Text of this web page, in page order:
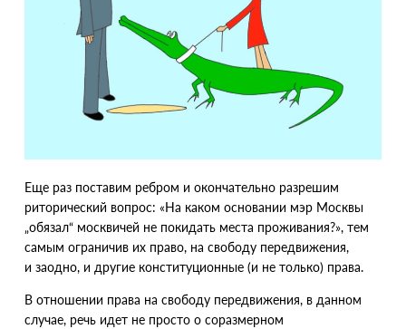
Еще раз поставим ребром и окончательно разрешим
риторический вопрос: «На каком основании мэр Москвы
„обязал“ москвичей не покидать места проживания?», тем
самым ограничив их право, на свободу передвижения,
и заодно, и другие конституционные (и не только) права.
В отношении права на свободу передвижения, в данном
случае, речь идет не просто о соразмерном